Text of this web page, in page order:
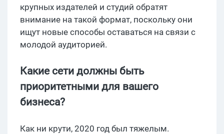
крупных издателей и студий обратят
внимание на такой формат, поскольку они
ищут новые способы оставаться на связи с
молодой аудиторией.
Какие сети должны быть
приоритетными для вашего
бизнеса?
Как ни крути, 2020 год был тяжелым.